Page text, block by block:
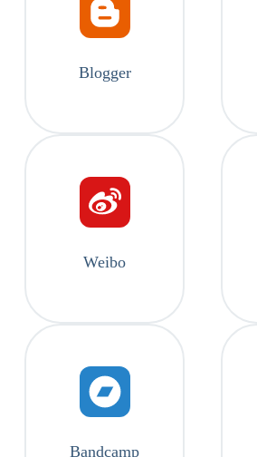
Blogger
Weibo
Bandcamp